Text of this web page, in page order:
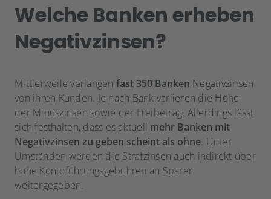
Welche Banken erheben
Negativzinsen?
Mittlerweile verlangen fast 350 Banken Negativzinsen
von ihren Kunden. Je nach Bank variieren die Höhe
der Minuszinsen sowie der Freibetrag. Allerdings lässt
sich festhalten, dass es aktuell mehr Banken mit
Negativzinsen zu geben scheint als ohne. Unter
Umständen werden die Strafzinsen auch indirekt über
hohe Kontoführungsgebühren an Sparer
weitergegeben.